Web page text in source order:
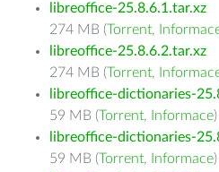
libreoffice-25.8.6.1.tar.xz
274 MB (Torrent,
libreoffice-25.8.6.2.tar.xz
274 MB (Torrent,
libreoffice-dictionaries-
59 MB (Torrent, Informace)
libreoffice-dictionaries-
59 MB (Torrent, Informace)